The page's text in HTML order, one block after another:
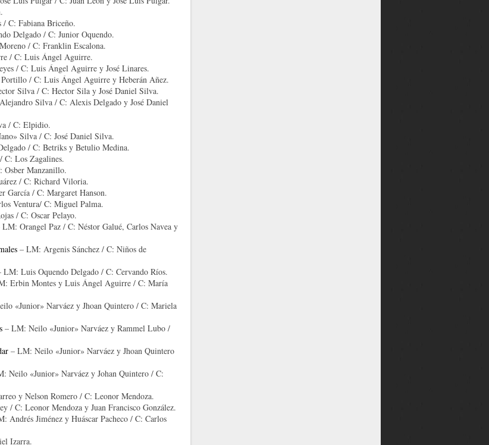
C: Fabiana Briceño.
Delgado / C: Junior Oquendo.
/ C: Franklin Escalona.
/ C: Luis Ángel Aguirre.
/ C: Luis Ángel Aguirre y José Linares.
/ C: Luis Ángel Aguirre y Heberán Añez.
Silva / C: Hector Sila y José Daniel Silva.
Silva / C: Alexis Delgado y José Daniel
/ C: Elpidio.
Silva / C: José Daniel Silva.
/ C: Betriks y Betulio Medina.
C: Los Zagalines.
Osber Manzanillo.
/ C: Richard Viloria.
García / C: Margaret Hanson.
Ventura/ C: Miguel Palma.
/ C: Oscar Pelayo.
LM: Orangel Paz / C: Néstor Galué, Carlos Navea y
– LM: Argenis Sánchez / C: Niños de
LM: Luis Oquendo Delgado / C: Cervando Ríos.
Erbin Montes y Luis Ángel Aguirre / C: María
«Junior» Narváez y Jhoan Quintero / C: Mariela
– LM: Neilo «Junior» Narváez y Rammel Lubo /
– LM: Neilo «Junior» Narváez y Jhoan Quintero
Neilo «Junior» Narváez y Johan Quintero / C:
y Nelson Romero / C: Leonor Mendoza.
/ C: Leonor Mendoza y Juan Francisco González.
Andrés Jiménez y Huáscar Pacheco / C: Carlos
Izarra.